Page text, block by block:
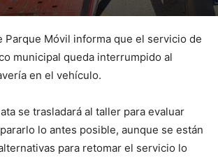
Parque Móvil informa que el servicio de
municipal queda interrumpido al
en el vehículo.
se trasladará al taller para evaluar
lo antes posible, aunque se están
para retomar el servicio lo